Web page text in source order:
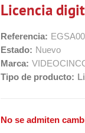
Licencia
Referencia:
Estado: Nuevo
Marca:
Tipo de producto:
No se admiten